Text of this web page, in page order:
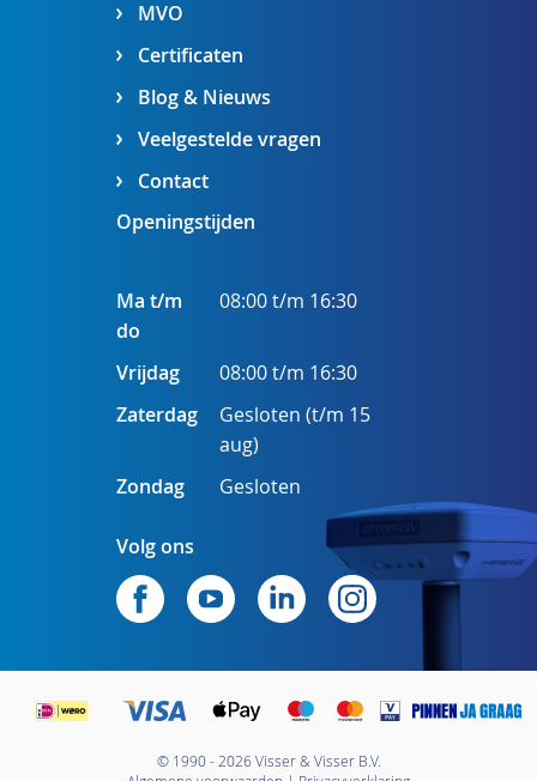
MVO
Certificaten
Blog & Nieuws
Veelgestelde vragen
Contact
Openingstijden
Ma t/m
do
08:00 t/m 16:30
Vrijdag
08:00 t/m 16:30
Zaterdag
Gesloten (t/m 15
aug)
Zondag
Gesloten
Volg ons
© 1990 - 2026 Visser & Visser B.V.